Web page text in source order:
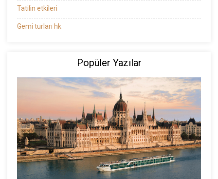
Tatilin etkileri
Gemi turları hk
Popüler Yazılar